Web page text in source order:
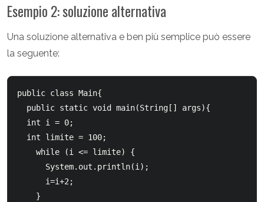
Esempio 2: soluzione alternativa
Una soluzione alternativa e ben più semplice può essere
la seguente:
public class Main{
public static void main(String[] args){
int i = 0;
int limite = 100;
while (i <= limite) {
System.out.println(i);
i=i+2;
}